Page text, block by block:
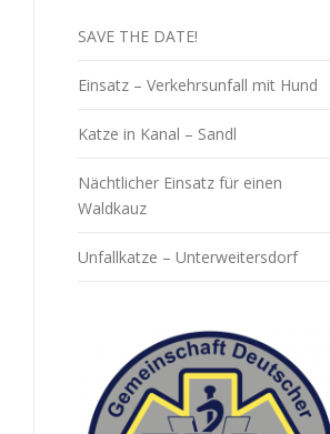
SAVE THE DATE!
Einsatz – Verkehrsunfall mit Hund
Katze in Kanal – Sandl
Nächtlicher Einsatz für einen
Waldkauz
Unfallkatze – Unterweitersdorf